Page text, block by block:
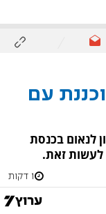
עם
לנאום בכנסת
לעשות זאת.
1 דקות